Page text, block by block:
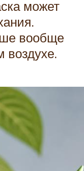
может
вообще
воздухе.